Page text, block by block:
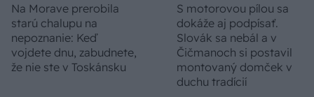
Na Morave prerobila
starú chalupu na
nepoznanie: Keď
vojdete dnu, zabudnete,
že nie ste v Toskánsku
S motorovou pílou sa
dokáže aj podpísať.
Slovák sa nebál a v
Čičmanoch si postavil
montovaný domček v
duchu tradícií